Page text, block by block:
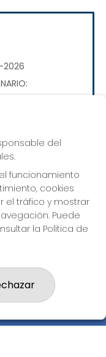
2026
del
funcionamiento
cookies
el tráfico y mostrar
Puede
la Política de